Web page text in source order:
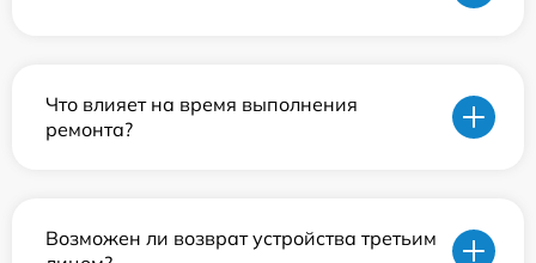
Что влияет на время выполнения
ремонта?
Возможен ли возврат устройства третьим